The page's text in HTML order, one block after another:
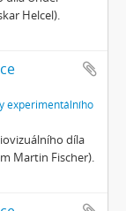
Helcel).
experimentálního
díla
Martin Fischer).